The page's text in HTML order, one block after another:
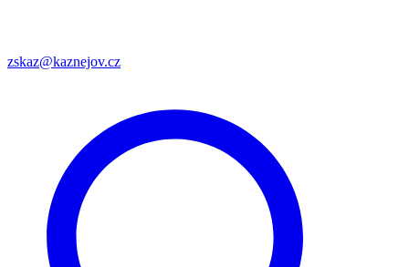
zskaz@kaznejov.cz